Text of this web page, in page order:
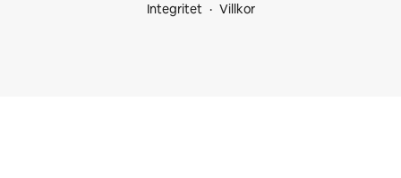
Integritet
Villkor